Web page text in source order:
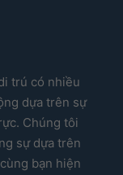
trú có nhiều
dựa trên sự
Chúng tôi
sự dựa trên
bạn hiện